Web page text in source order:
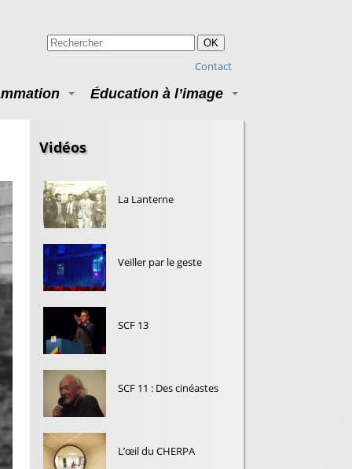
OK
Contact
Éducation à l’image
Vidéos
La Lanterne
Veiller par le geste
SCF 13
SCF 11 : Des cinéastes
L’œil du CHERPA